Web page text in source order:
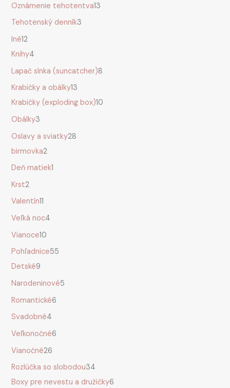
Oznámenie tehotentva13
Tehotenský denník3
Iné12
Knihy4
Lapač slnka (suncatcher)8
Krabičky a obálky13
Krabičky (exploding box)10
Obálky3
Oslavy a sviatky28
birmovka2
Deň matiek1
Krst2
Valentín11
Veľká noc4
Vianoce10
Pohľadnice55
Detské9
Narodeninové5
Romantické6
Svadobné4
Veľkonočné6
Vianočné26
Rozlúčka so slobodou34
Boxy pre nevestu a družičky6